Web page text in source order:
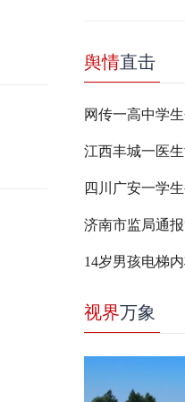
舆情直击
网传一高中学
江西丰城一医
14岁男孩电梯
视界万象